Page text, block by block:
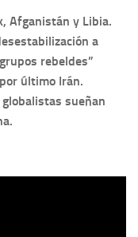
Afganistán y Libia.
a
rebeldes”
último Irán.
sueñan